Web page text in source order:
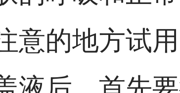
意的地方试